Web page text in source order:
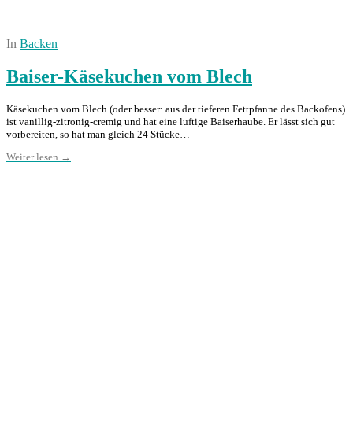
In Backen
Baiser-Käsekuchen vom Blech
Käsekuchen vom Blech (oder besser: aus der tieferen Fettpfanne des Backofens)
ist vanillig-zitronig-cremig und hat eine luftige Baiserhaube. Er lässt sich gut
vorbereiten, so hat man gleich 24 Stücke…
Weiter lesen →